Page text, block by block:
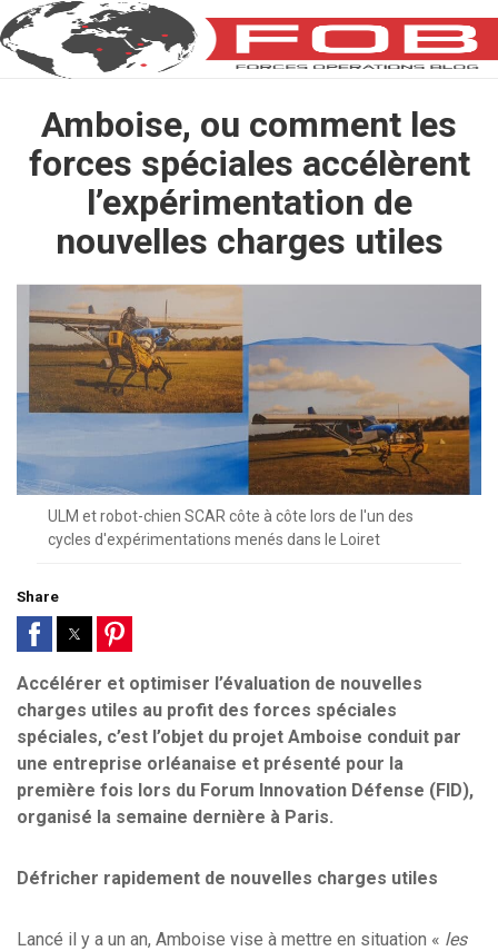
Amboise, ou comment les
forces spéciales accélèrent
l’expérimentation de
nouvelles charges utiles
ULM et robot-chien SCAR côte à côte lors de l'un des
cycles d'expérimentations menés dans le Loiret
Share
Accélérer et optimiser l’évaluation de nouvelles
charges utiles au profit des forces spéciales
spéciales, c’est l’objet du projet Amboise conduit par
une entreprise orléanaise et présenté pour la
première fois lors du Forum Innovation Défense (FID),
organisé la semaine dernière à Paris.
Défricher rapidement de nouvelles charges utiles
Lancé il y a un an, Amboise vise à mettre en situation « les